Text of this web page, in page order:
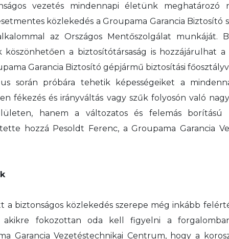
vezetés mindennapi életünk meghatározó
közlekedés a Groupama Garancia Biztosító
az Országos Mentőszolgálat munkáját.
köszönhetően a biztosítótársaság is hozzájárulhat
Garancia Biztosító gépjármű biztosítási
során próbára tehetik képességeiket a
fékezés és irányváltás vagy szűk folyosón való
hanem a változatos és felemás
hozzá Pesoldt Ferenc, a Groupama Garancia
a biztonságos közlekedés szerepe még inkább
akikre fokozottan oda kell figyelni a
Garancia Vezetéstechnikai Centrum, hogy a